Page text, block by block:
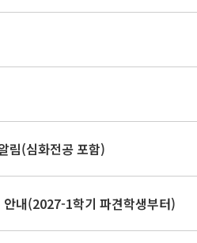
림(심화전공 포함)
내(2027-1학기 파견학생부터)